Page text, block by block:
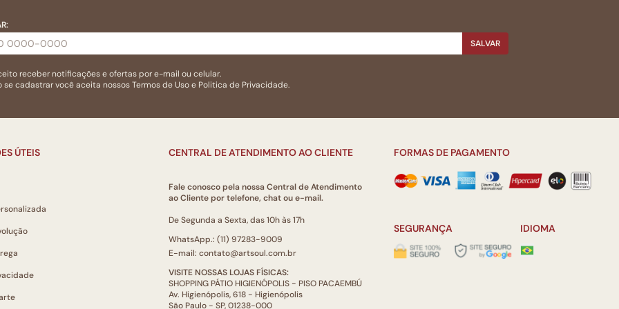
SALVAR
receber notificações e ofertas por e-mail ou celular.
se cadastrar você aceita nossosTermos de Usoe Politica de Privacidade.
ÚTEIS CENTRAL DE ATENDIMENTO AO CLIENTE
Fale conosco pela nossa Central de Atendimento
ao Cliente por telefone, chat ou e-mail.
De Segunda a Sexta, das 10h às 17h
WhatsApp.: (11) 97283-9009
E-mail: contato@artsoul.com.br
VISITE NOSSAS LOJAS FÍSICAS:
SHOPPING PÁTIO HIGIENÓPOLIS - PISO PACAEMBÚ
Av. Higienópolis, 618 - Higienópolis
São Paulo - SP, 01238-000
FORMAS DE PAGAMENTO
SEGURANÇA IDIOMA